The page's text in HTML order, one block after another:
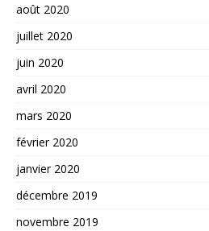
août 2020
juillet 2020
juin 2020
avril 2020
mars 2020
février 2020
janvier 2020
décembre 2019
novembre 2019